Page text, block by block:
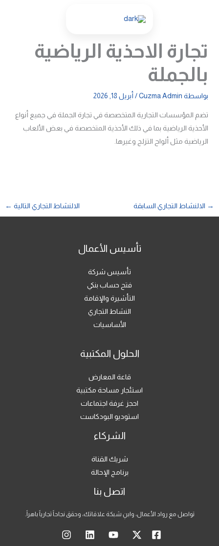
تجارة الاحذية الرياضية
بالجملة
بواسطة Cuzma Admin
/ أبريل 18, 2026
تضم المؤسسات التجارية المتخصصة في تجارة الجملة في جميع أنواع
الأحذية الرياضية بما في ذلك الأحذية المتخصصة في بعض الألعاب
الرياضية مثل ألواح التزلج وغيرها.
→ الالنشاط التجاري السابقة الالنشاط التجاري التالية ←
تأسيس الأعمال
تأسيس شركة
فتح حساب بنكي
التأشيرة والإقامة
النشاط التجاري
الأساسيات
الحلول المكتبية
قاعة المعارض
استئجار مساحة مكتبية
احجز غرفة اجتماعات
استوديو البودكاست
الشركاء
شريك القناة
برنامج الإحالة
اتصل بنا
تواصل مع رواد الأعمال، وابنِ شبكة علاقاتك، وحقق نجاحاً تجارياً باهراً.